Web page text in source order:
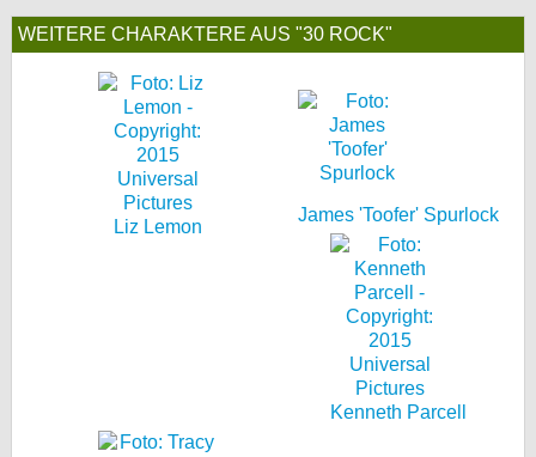
WEITERE CHARAKTERE AUS "30 ROCK"
Liz Lemon
James 'Toofer' Spurlock
Kenneth Parcell